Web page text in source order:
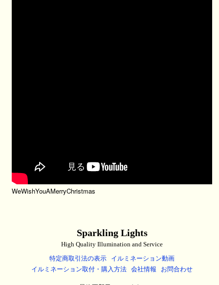
WeWishYouAMerryChristmas
Sparkling Lights
High Quality Illumination and Service
特定商取引法の表示 イルミネーション動画
イルミネーション取付・購入方法 会社情報 お問合わせ